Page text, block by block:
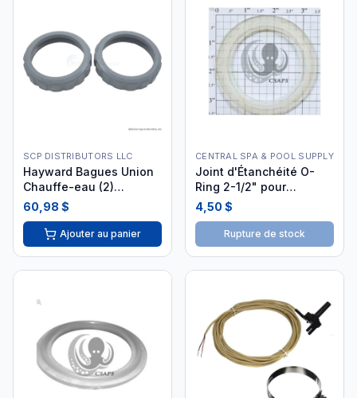
SCP DISTRIBUTORS LLC
Hayward Bagues Union
Chauffe-eau (2)
HAXNUT1930 i26
60,98 $
Ajouter au panier
CENTRAL SPA & POOL SUPPLY
Joint d'Étanchéité O-
Ring 2-1/2" pour
Chauffe-Eau
4,50 $
Rupture de stock